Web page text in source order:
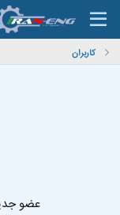
کاربران
عضو